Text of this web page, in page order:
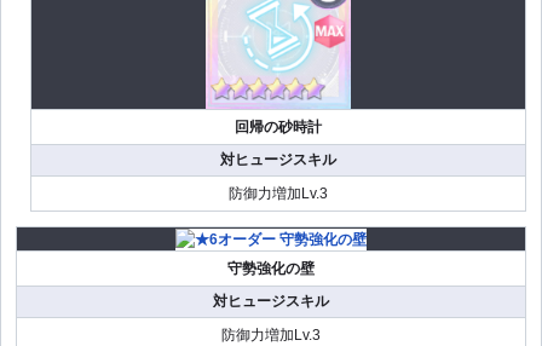
回帰の砂時計
対ヒュージスキル
防御力増加Lv.3
守勢強化の壁
対ヒュージスキル
防御力増加Lv.3